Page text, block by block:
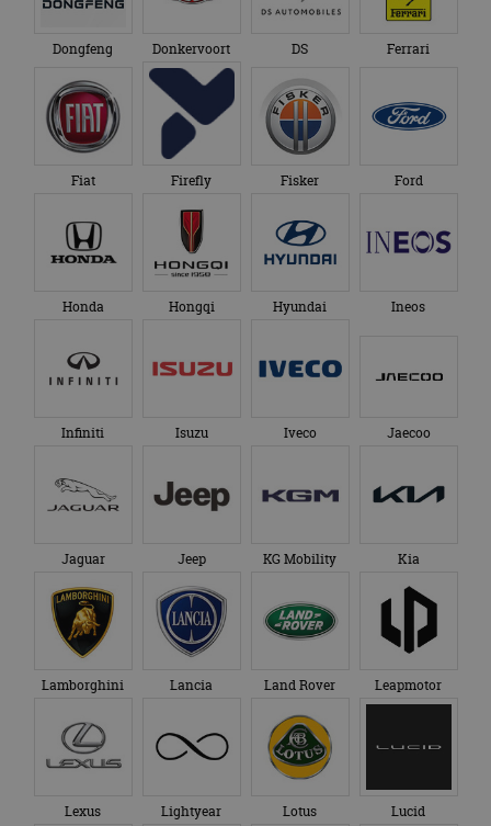
Dongfeng Donkervoort DS Ferrari
Fiat Firefly Fisker Ford
Honda Hongqi Hyundai Ineos
Infiniti Isuzu Iveco Jaecoo
Jaguar Jeep KG Mobility Kia
Lamborghini Lancia Land Rover Leapmotor
Lexus Lightyear Lotus Lucid